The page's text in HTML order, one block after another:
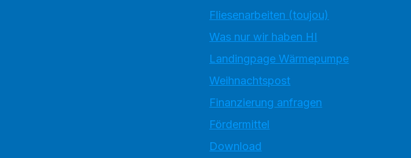
Fliesenarbeiten (toujou)
Was nur wir haben HI
Landingpage Wärmepumpe
Weihnachtspost
Finanzierung anfragen
Fördermittel
Download